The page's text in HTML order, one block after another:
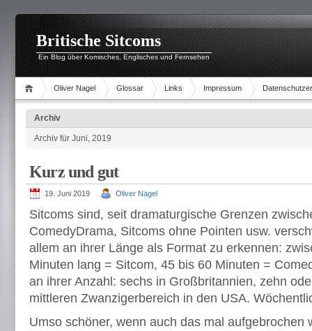
Britische Sitcoms
Ein Blog über Komisches, Englisches und Fernsehen
Oliver Nagel Glossar Links Impressum
Archiv
Archiv für Juni, 2019
Kurz und gut
19. Juni 2019 Oliver Nagel
Sitcoms sind, seit dramaturgische Grenzen
ComedyDrama, Sitcoms ohne Pointen usw.
allem an ihrer Länge als Format zu erkennen:
Minuten lang = Sitcom, 45 bis 60 Minuten =
an ihrer Anzahl: sechs in Großbritannien, zehn
mittleren Zwanzigerbereich in den USA.
Umso schöner, wenn auch das mal aufgebrochen